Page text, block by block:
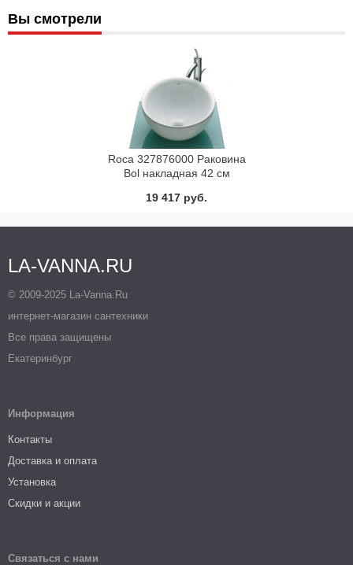
Вы смотрели
Roca 327876000 Раковина
Bol накладная 42 см
19 417 руб.
LA-VANNA.RU
© 2009-2025 La-Vanna.Ru
интернет-магазин сантехники
Все права защищены
Екатеринбург
Информация
Контакты
Доставка и оплата
Установка
Скидки и акции
Связаться с нами